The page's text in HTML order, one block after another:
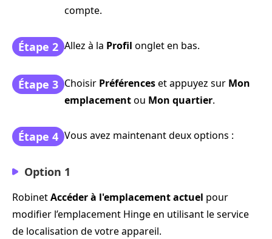
compte.
Étape 2 Allez à la Profil onglet en bas.
Étape 3 Choisir Préférenceset appuyez sur Mon
emplacementou Mon quartier.
Étape 4 Vous avez maintenant deux options :
Option 1
RobinetAccéder à l'emplacement actuel pour
modifier l’emplacement Hinge en utilisant le service
de localisation de votre appareil.